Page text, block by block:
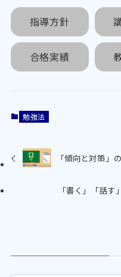
指導方針
合格実績
勉強法
「傾向と対策」
「書く」「話